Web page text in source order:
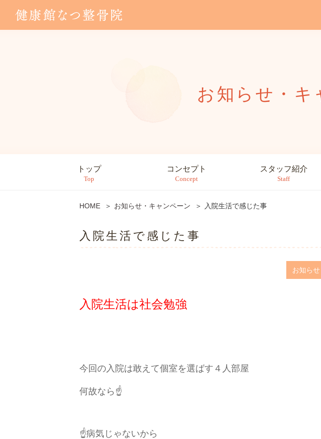
お知らせ・キ
トップ
Top
コンセプト
Concept
スタッフ紹介
Staff
HOME お知らせ・キャンペーン 入院生活で感じた事
入院生活で感じた事
お知ら
入院生活は社会勉強
今回の入院は敢えて個室を選ばす４人部屋
何故なら☝️
☝️病気じゃないから